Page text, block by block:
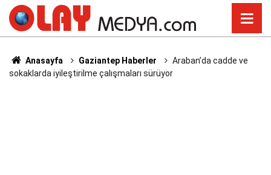
Anasayfa Gaziantep Haberler
Araban’da cadde ve
sokaklarda iyileştirilme çalışmaları sürüyor